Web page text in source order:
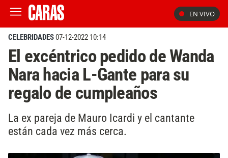
EN VIVO
CELEBRIDADES07-12-2022 10:14
El excéntrico pedido de Wanda
Nara hacia L-Gante para su
regalo de cumpleaños
La ex pareja de Mauro Icardi y el cantante
están cada vez más cerca.